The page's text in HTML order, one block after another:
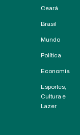
Ceará
Brasil
Mundo
Política
Economia
Esportes,
Cultura e
Lazer